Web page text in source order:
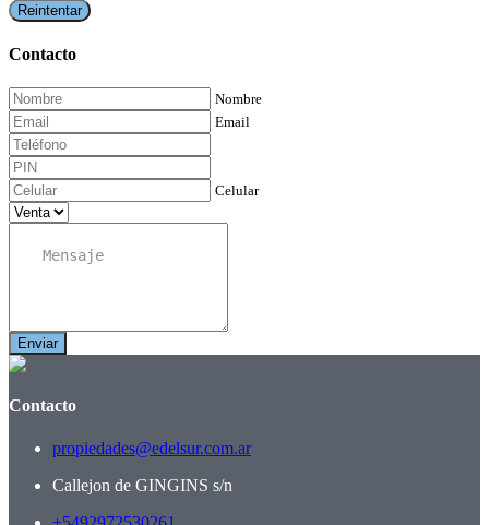
Reintentar
Contacto
Nombre
Email
Celular
Enviar
Contacto
propiedades@edelsur.com.ar
Callejon de GINGINS s/n